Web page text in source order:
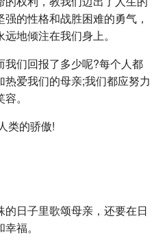
的性格和战胜困难的勇气，
地倾注在我们身上。
们回报了多少呢?每个人都
爱我们的母亲;我们都应努力
。
类的骄傲!
日子里歌颂母亲，还要在日
福。